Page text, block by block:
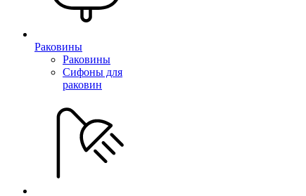
Раковины
Раковины
Сифоны для
раковин